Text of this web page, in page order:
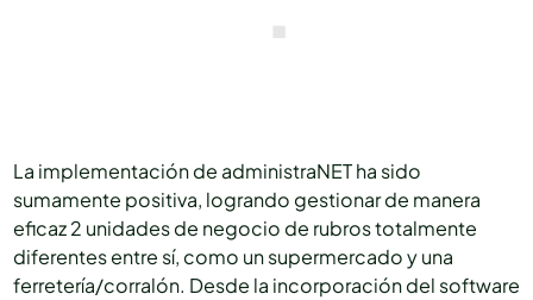
La implementación de administraNET ha sido
sumamente positiva, logrando gestionar de manera
eficaz 2 unidades de negocio de rubros totalmente
diferentes entre sí, como un supermercado y una
ferretería/corralón. Desde la incorporación del software